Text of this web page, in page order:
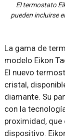
El termostato
pueden incluirse
La gama de
modelo Eikon
El nuevo
cristal,
diamante. Su
con la
proximidad, que
dispositivo.